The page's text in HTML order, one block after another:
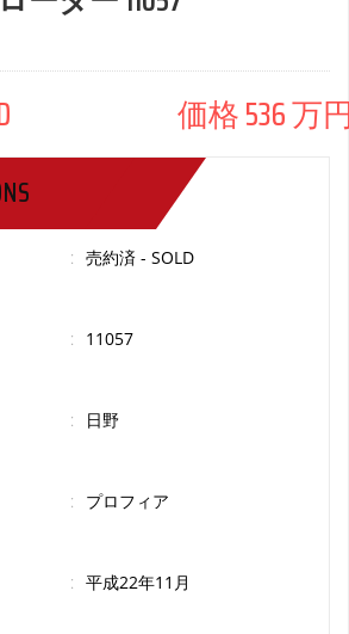
価格 536 万円
: 売約済 - SOLD
: 11057
: 日野
: プロフィア
: 平成22年11月